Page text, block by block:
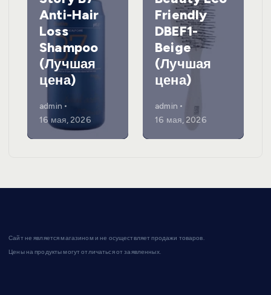
Anti-Hair
Loss
Shampoo
(Лучшая
цена)
admin
16 мая, 2026
Friendly
DBEF1-
Beige
(Лучшая
цена)
admin
16 мая, 2026
Сайт не является магазином и не осуществляет продажи товаров.
Цены на продукты могут отличаться от заявленных.